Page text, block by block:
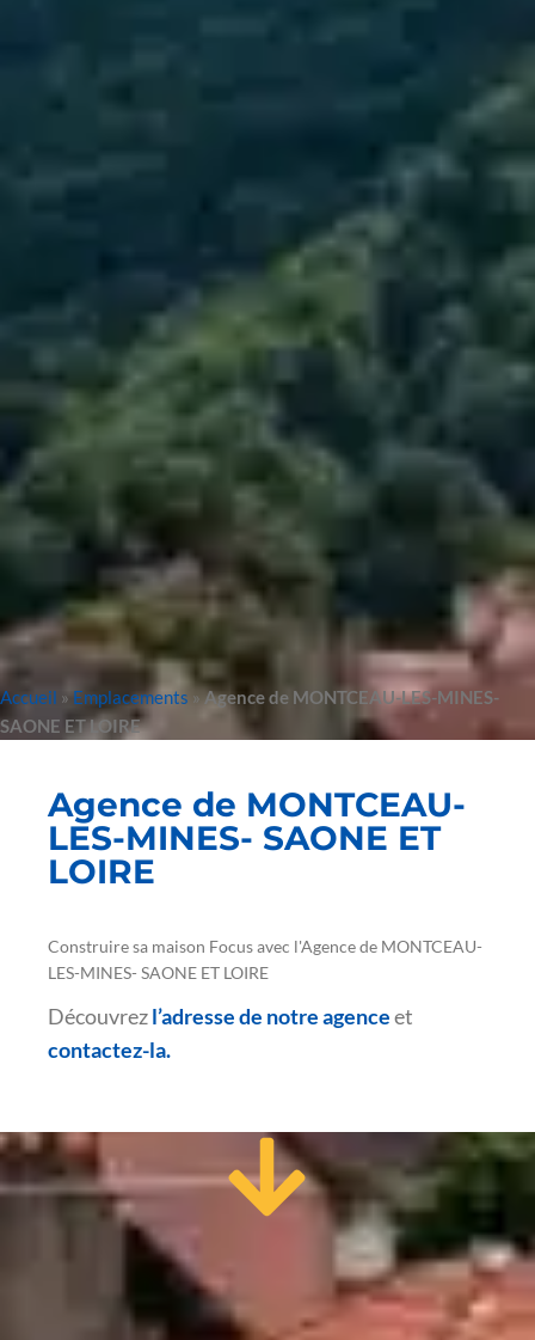
Accueil » Emplacements »Agence de MONTCEAU-LES-MINES-
SAONE ET LOIRE
Agence de MONTCEAU-
LES-MINES- SAONE ET
LOIRE
Construire sa maison Focus avec l'Agence de MONTCEAU-
LES-MINES- SAONE ET LOIRE
Découvrezl’adresse de notre agenceet
contactez-la.